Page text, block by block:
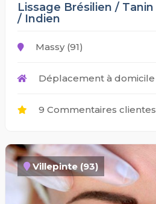
Lissage Brésilien / Tanin
/ Indien
Massy (91)
Déplacement à domicile
9 Commentaires clientes
Villepinte (93)